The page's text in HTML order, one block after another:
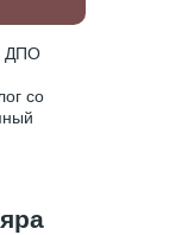
ДПО
со